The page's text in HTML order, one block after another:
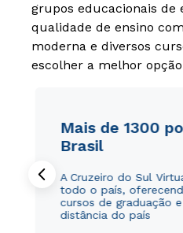
grupos educacionais de
qualidade de ensino
moderna e diversos
escolher a melhor
Mais de 1300
Brasil
A Cruzeiro do Sul
todo o país,
cursos de graduação
distância do país